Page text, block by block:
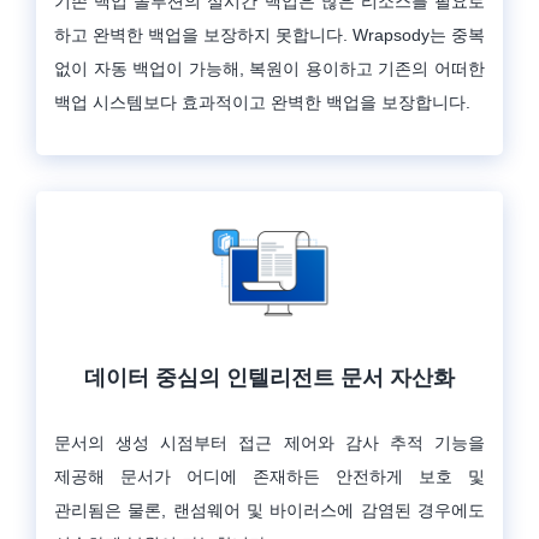
하고 완벽한 백업을 보장하지 못합니다. Wrapsody는 중복
없이 자동 백업이 가능해, 복원이 용이하고 기존의 어떠한
백업 시스템보다 효과적이고 완벽한 백업을 보장합니다.
데이터 중심의 인텔리전트 문서 자산화​
문서의 생성 시점부터 접근 제어와 감사 추적 기능을
제공해 문서가 어디에 존재하든 안전하게 보호 및
관리됨은 물론, 랜섬웨어 및 바이러스에 감염된 경우에도